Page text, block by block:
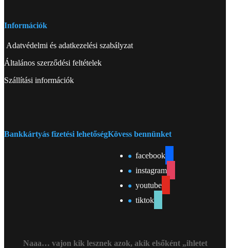
Információk
Adatvédelmi és adatkezelési szabályzat
Általános szerződési feltételek
Szállítási információk
Bankkártyás fizetési lehetőségKövess bennünket
facebook
instagram
youtube
tiktok
Naaa… vajon kik lesznek azok, akik elsőként „ihletet